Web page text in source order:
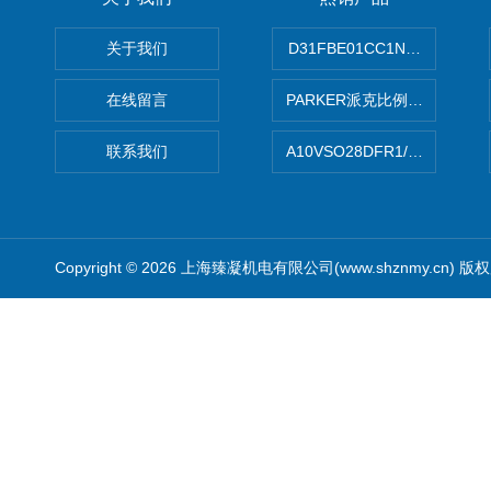
关于我们
在线留言
联系我们
PARKER派克比例阀 柱塞泵
A10VSO28DFR1/
Copyright © 2026 上海臻凝机电有限公司(www.shznmy.cn) 版